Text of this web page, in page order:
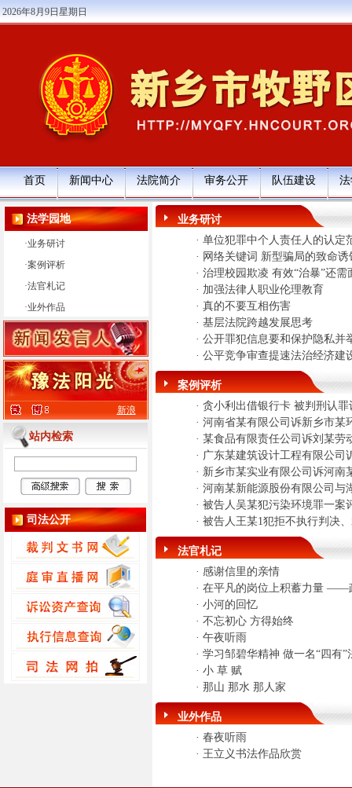
2026年8月9日星期日
首页 新闻中心 法院简介 审务公开 队伍建设
法学园地
·业务研讨
·案例评析
·法官札记
·业外作品
新浪
站内检索
司法公开
业务研讨
· 单位犯罪中个人责任人的认定
· 网络关键词 新型骗局的致命诱
· 治理校园欺凌 有效“治暴”还需
· 加强法律人职业伦理教育
· 真的不要互相伤害
· 基层法院跨越发展思考
· 公开罪犯信息要和保护隐私并
· 公平竞争审查提速法治经济建
案例评析
· 贪小利出借银行卡 被判刑认罪
· 河南省某有限公司诉新乡市某
· 某食品有限责任公司诉刘某劳
· 广东某建筑设计工程有限公司
· 新乡市某实业有限公司诉河南
· 河南某新能源股份有限公司与
· 被告人吴某犯污染环境罪一案
· 被告人王某1犯拒不执行判决
法官札记
· 感谢信里的亲情
· 在平凡的岗位上积蓄力量 ——
· 小河的回忆
· 不忘初心 方得始终
· 午夜听雨
· 学习邹碧华精神 做一名“四有”
· 小 草 赋
· 那山 那水 那人家
业外作品
· 春夜听雨
· 王立义书法作品欣赏